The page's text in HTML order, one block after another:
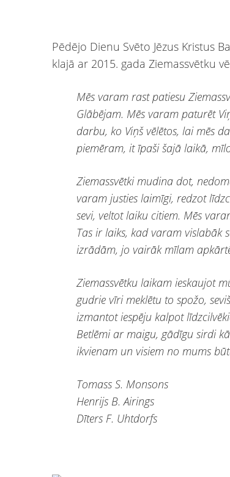
Pēdējo Dienu Svēto Jēzus Kristus
klajā ar 2015. gada Ziemassvētku
Mēs varam rast patiesu
Glābējam. Mēs varam paturēt
darbu, ko Viņš vēlētos, lai mēs
piemēram, it īpaši šajā laikā,
Ziemassvētki mudina dot,
varam justies laimīgi, redzot
sevi, veltot laiku citiem. Mēs
Tas ir laiks, kad varam vislabāk
izrādām, jo vairāk mīlam
Ziemassvētku laikam ieskaujot
gudrie vīri meklētu to spožo,
izmantot iespēju kalpot
Betlēmi ar maigu, gādīgu sirdi
ikvienam un visiem no mums
Tomass S. Monsons
Henrijs B. Airings
Dīters F. Uhtdorfs